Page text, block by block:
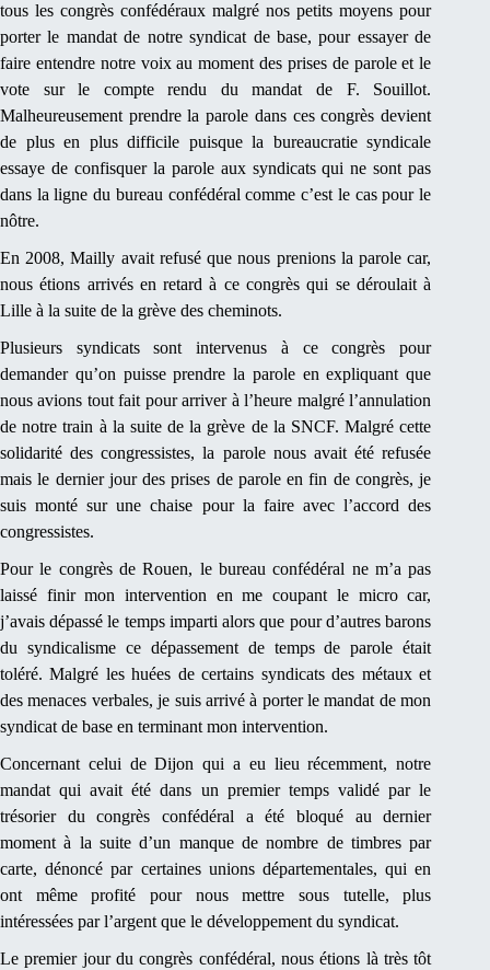
tous les congrès confédéraux malgré nos petits moyens pour
porter le mandat de notre syndicat de base, pour essayer de
faire entendre notre voix au moment des prises de parole et le
vote sur le compte rendu du mandat de F. Souillot.
Malheureusement prendre la parole dans ces congrès devient
de plus en plus difficile puisque la bureaucratie syndicale
essaye de confisquer la parole aux syndicats qui ne sont pas
dans la ligne du bureau confédéral comme c’est le cas pour le
nôtre.
En 2008, Mailly avait refusé que nous prenions la parole car,
nous étions arrivés en retard à ce congrès qui se déroulait à
Lille à la suite de la grève des cheminots.
Plusieurs syndicats sont intervenus à ce congrès pour
demander qu’on puisse prendre la parole en expliquant que
nous avions tout fait pour arriver à l’heure malgré l’annulation
de notre train à la suite de la grève de la SNCF. Malgré cette
solidarité des congressistes, la parole nous avait été refusée
mais le dernier jour des prises de parole en fin de congrès, je
suis monté sur une chaise pour la faire avec l’accord des
congressistes.
Pour le congrès de Rouen, le bureau confédéral ne m’a pas
laissé finir mon intervention en me coupant le micro car,
j’avais dépassé le temps imparti alors que pour d’autres barons
du syndicalisme ce dépassement de temps de parole était
toléré. Malgré les huées de certains syndicats des métaux et
des menaces verbales, je suis arrivé à porter le mandat de mon
syndicat de base en terminant mon intervention.
Concernant celui de Dijon qui a eu lieu récemment, notre
mandat qui avait été dans un premier temps validé par le
trésorier du congrès confédéral a été bloqué au dernier
moment à la suite d’un manque de nombre de timbres par
carte, dénoncé par certaines unions départementales, qui en
ont même profité pour nous mettre sous tutelle, plus
intéressées par l’argent que le développement du syndicat.
Le premier jour du congrès confédéral, nous étions là très tôt